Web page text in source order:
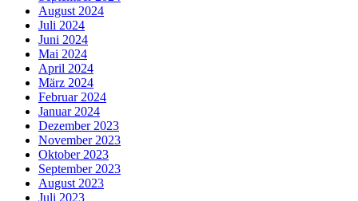
August 2024
Juli 2024
Juni 2024
Mai 2024
April 2024
März 2024
Februar 2024
Januar 2024
Dezember 2023
November 2023
Oktober 2023
September 2023
August 2023
Juli 2023